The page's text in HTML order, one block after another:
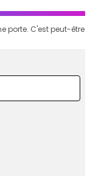
porte. C'est peut-être